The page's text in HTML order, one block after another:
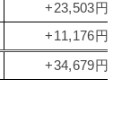
+23,503円
+11,176円
+34,679円